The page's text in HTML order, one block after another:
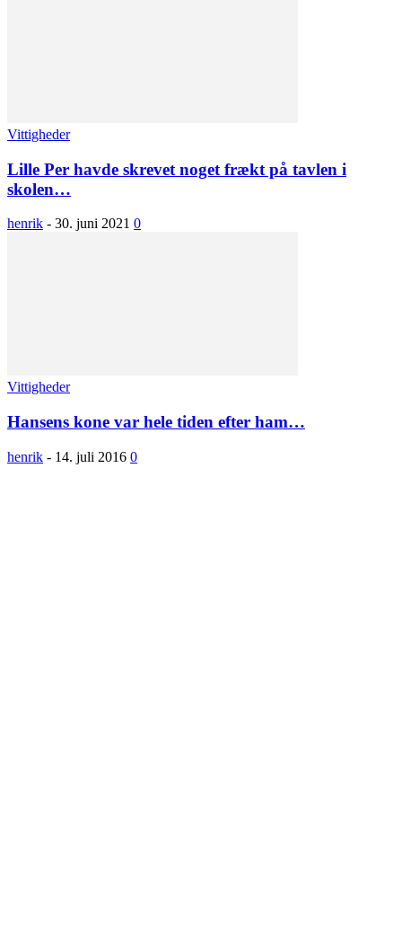
Vittigheder
Lille Per havde skrevet noget frækt på tavlen i
skolen…
henrik - 30. juni 2021 0
Vittigheder
Hansens kone var hele tiden efter ham…
henrik - 14. juli 2016 0